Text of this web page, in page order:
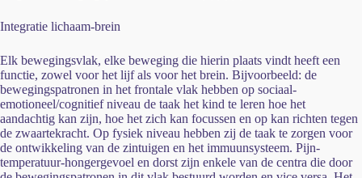
Integratie lichaam-brein
Elk bewegingsvlak, elke beweging die hierin plaats vindt heeft een
functie, zowel voor het lijf als voor het brein. Bijvoorbeeld: de
bewegingspatronen in het frontale vlak hebben op sociaal-
emotioneel/cognitief niveau de taak het kind te leren hoe het
aandachtig kan zijn, hoe het zich kan focussen en op kan richten tegen
de zwaartekracht. Op fysiek niveau hebben zij de taak te zorgen voor
de ontwikkeling van de zintuigen en het immuunsysteem. Pijn-
temperatuur-hongergevoel en dorst zijn enkele van de centra die door